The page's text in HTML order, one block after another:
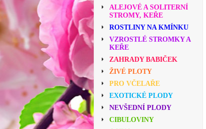
ALEJOVÉ A SOLITERNÍ
STROMY, KEŘE
ROSTLINY NA KMÍNKU
VZROSTLÉ STROMKY A
KEŘE
ZAHRADY BABIČEK
ŽIVÉ PLOTY
PRO VČELAŘE
EXOTICKÉ PLODY
NEVŠEDNÍ PLODY
CIBULOVINY